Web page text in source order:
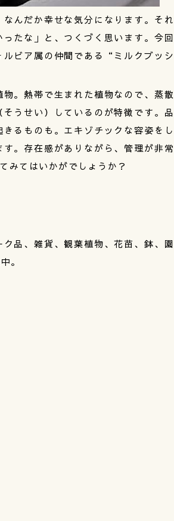
んだか幸せな気分になります。それ
たな」と、つくづく思います。今回
ルビア属の仲間である“ミルクブッシ
。熱帯で生まれた植物なので、蒸散
うせい）しているのが特徴です。品
るものも。エキゾチックな容姿をし
。存在感がありながら、管理が非常
みてはいかがでしょうか？
品、雑貨、観葉植物、花苗、鉢、園
。